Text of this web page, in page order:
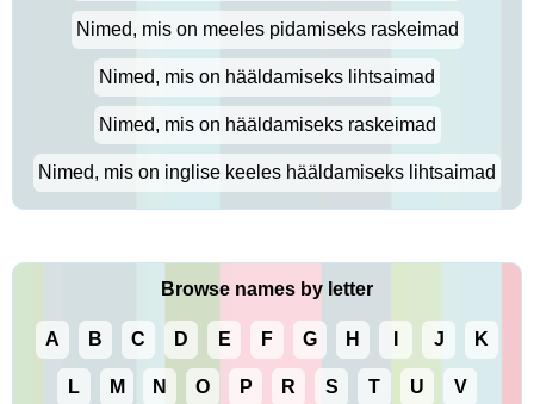
Nimed, mis on meeles pidamiseks raskeimad
Nimed, mis on hääldamiseks lihtsaimad
Nimed, mis on hääldamiseks raskeimad
Nimed, mis on inglise keeles hääldamiseks lihtsaimad
Browse names by letter
A B C D E F G H J K
L M N O P R S T U V